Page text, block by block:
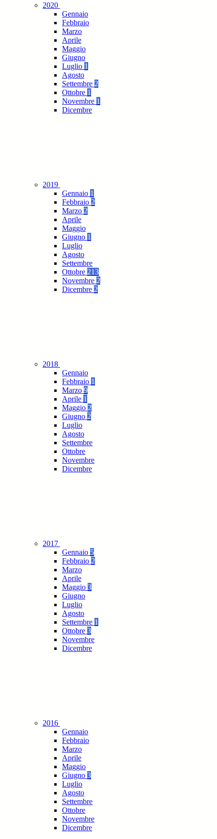
2020
Gennaio
Febbraio
Marzo
Aprile
Maggio
Giugno
Luglio 1
Agosto
Settembre 2
Ottobre 1
Novembre 1
Dicembre
2019
Gennaio 1
Febbraio 2
Marzo 2
Aprile
Maggio
Giugno 1
Luglio
Agosto
Settembre
Ottobre 213
Novembre 2
Dicembre 2
2018
Gennaio
Febbraio 1
Marzo 9
Aprile 1
Maggio 2
Giugno 2
Luglio
Agosto
Settembre
Ottobre
Novembre
Dicembre
2017
Gennaio 5
Febbraio 2
Marzo
Aprile
Maggio 3
Giugno
Luglio
Agosto
Settembre 1
Ottobre 3
Novembre
Dicembre
2016
Gennaio
Febbraio
Marzo
Aprile
Maggio
Giugno 3
Luglio
Agosto
Settembre
Ottobre
Novembre
Dicembre